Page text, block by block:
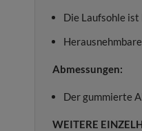
Die Laufsohle
Abmessungen:
Der gummierte
WEITERE